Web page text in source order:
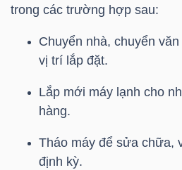
trong các trường hợp sau:
Chuyển nhà, chuyển
vị trí lắp đặt.
Lắp mới máy lạnh cho
hàng.
Tháo máy để sửa chữa,
định kỳ.
HÓA
TẾ
THẾ